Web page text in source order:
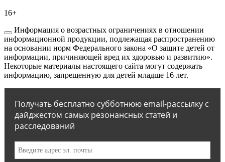
16+
Информация о возрастных ограничениях в отношении
информационной продукции, подлежащая распространению
на основании норм Федерального закона «О защите детей от
информации, причиняющей вред их здоровью и развитию».
Некоторые материалы настоящего сайта могут содержать
информацию, запрещенную для детей младше 16 лет.
Получать бесплатно субботнюю email-рассылку с
дайджестом самых резонансных статей и
расследований